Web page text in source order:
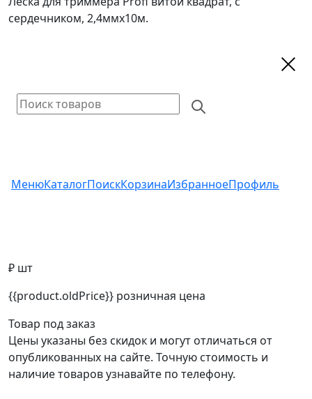
сердечником, 2,4ммх10м.
МенюКаталогПоискКорзинаИзбранноеПрофиль
₽ шт
{{product.oldPrice}} розничная цена
Товар под заказ
Цены указаны без скидок и могут отличаться от
опубликованных на сайте. Точную стоимость и
наличие товаров узнавайте по телефону.